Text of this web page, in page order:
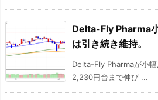
Delta-Fly Pharma
は引き続き維持。
Delta-Fly Pharmaが小
2,230円台まで伸び ...